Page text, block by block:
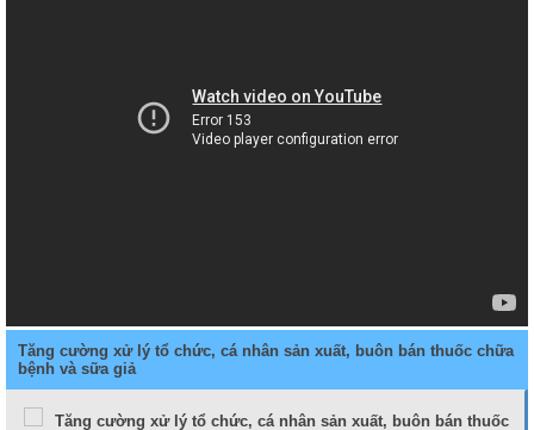
Tăng cường xử lý tổ chức, cá nhân sản xuất, buôn bán thuốc chữa
bệnh và sữa giả
Tăng cường xử lý tổ chức, cá nhân sản xuất, buôn bán thuốc